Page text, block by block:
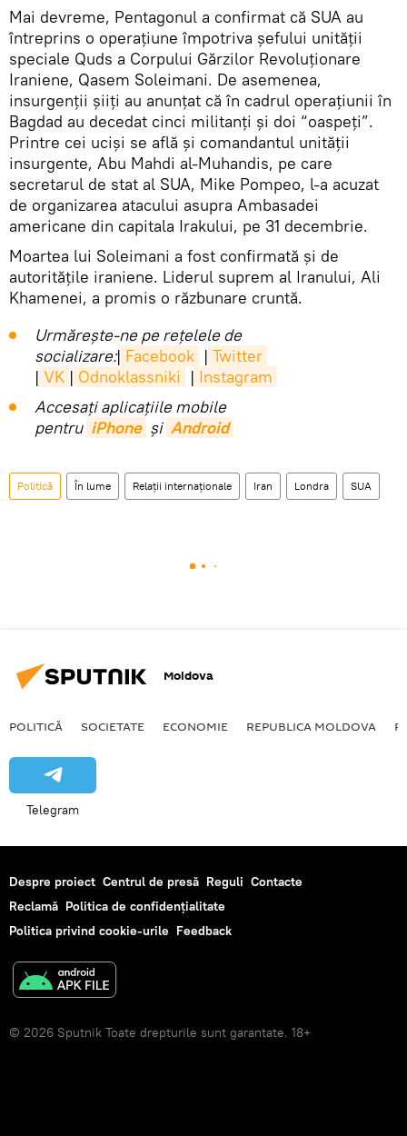
Mai devreme, Pentagonul a confirmat că SUA au
întreprins o operațiune împotriva șefului unității
speciale Quds a Corpului Gărzilor Revoluţionare
Iraniene, Qasem Soleimani. De asemenea,
insurgenții șiiți au anunțat că în cadrul operațiunii în
Bagdad au decedat cinci militanți și doi “oaspeți”.
Printre cei uciși se află și comandantul unității
insurgente, Abu Mahdi al-Muhandis, pe care
secretarul de stat al SUA, Mike Pompeo, l-a acuzat
de organizarea atacului asupra Ambasadei
americane din capitala Irakului, pe 31 decembrie.
Moartea lui Soleimani a fost confirmată și de
autoritățile iraniene. Liderul suprem al Iranului, Ali
Khamenei, a promis o răzbunare cruntă.
Urmărește-ne pe rețelele de
socializare:| Facebook | Twitter
| VK | Odnoklassniki | Instagram
Accesaţi aplicaţiile mobile
pentru iPhone și Android
Politică În lume Relații internaționale Iran Londra SUA
Moldova
POLITICĂ SOCIETATE ECONOMIE REPUBLICA MOLDOVA
Telegram
Despre proiect Centrul de presă Reguli Contacte
Reclamă Politica de confidențialitate
Politica privind cookie-urile Feedback
© 2026 Sputnik Toate drepturile sunt garantate. 18+